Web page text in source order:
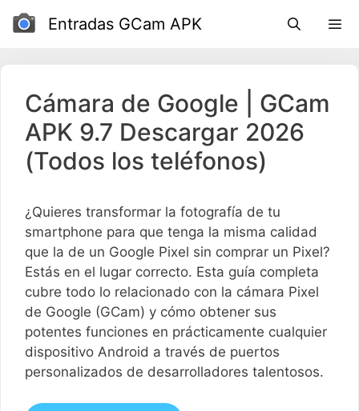
Entradas GCam APK
Cámara de Google | GCam
APK 9.7 Descargar 2026
(Todos los teléfonos)
¿Quieres transformar la fotografía de tu
smartphone para que tenga la misma calidad
que la de un Google Pixel sin comprar un Pixel?
Estás en el lugar correcto. Esta guía completa
cubre todo lo relacionado con la cámara Pixel
de Google (GCam) y cómo obtener sus
potentes funciones en prácticamente cualquier
dispositivo Android a través de puertos
personalizados de desarrolladores talentosos.